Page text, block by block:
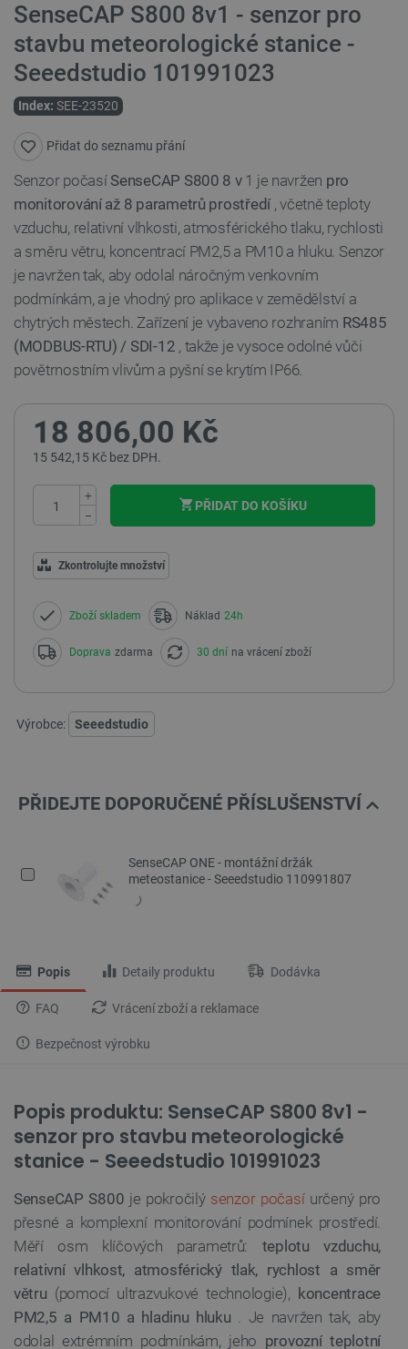
SenseCAP S800 8v1 - senzor pro
stavbu meteorologické stanice -
Seeedstudio 101991023
Index: SEE-23520
Přidat do seznamu přání
Senzor počasí SenseCAP S800 8 v1 je navržen pro
monitorování až 8 parametrů prostředí , včetně teploty
vzduchu, relativní vlhkosti, atmosférického tlaku, rychlosti
a směru větru, koncentrací PM2,5 a PM10 a hluku. Senzor
je navržen tak, aby odolal náročným venkovním
podmínkám, a je vhodný pro aplikace v zemědělství a
chytrých městech. Zařízení je vybaveno rozhraním RS485
(MODBUS-RTU) / SDI-12 , takže je vysoce odolné vůči
povětrnostním vlivům a pyšní se krytím IP66.
18 806,00 Kč
15 542,15 Kč bez DPH.
+
−
PŘIDAT DO KOŠÍKU
Zkontrolujte množství
Zboží skladem Náklad 24h
Doprava zdarma 30 dní na vrácení zboží
Výrobce: Seeedstudio
PŘIDEJTE DOPORUČENÉ PŘÍSLUŠENSTVÍ
SenseCAP ONE - montážní držák
meteostanice - Seeedstudio 110991807
Popis Detaily produktu Dodávka
FAQ Vrácení zboží a reklamace
Bezpečnost výrobku
Popis produktu: SenseCAP S800 8v1 -
senzor pro stavbu meteorologické
stanice - Seeedstudio 101991023
SenseCAP S800 je pokročilý senzor počasíurčený pro
přesné a komplexní monitorování podmínek prostředí.
Měří osm klíčových parametrů: teplotu vzduchu,
relativní vlhkost, atmosférický tlak, rychlost a směr
větru (pomocí ultrazvukové technologie), koncentrace
PM2,5 a PM10 a hladinu hluku . Je navržen tak, aby
odolal extrémním podmínkám, jeho provozní teplotní